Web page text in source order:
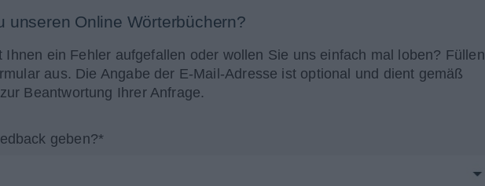
unseren Online Wörterbüchern?
ein Fehler aufgefallen oder wollen Sie uns einfach mal loben? Füllen
aus. Die Angabe der E-Mail-Adresse ist optional und dient gemäß
Beantwortung Ihrer Anfrage.
geben?*